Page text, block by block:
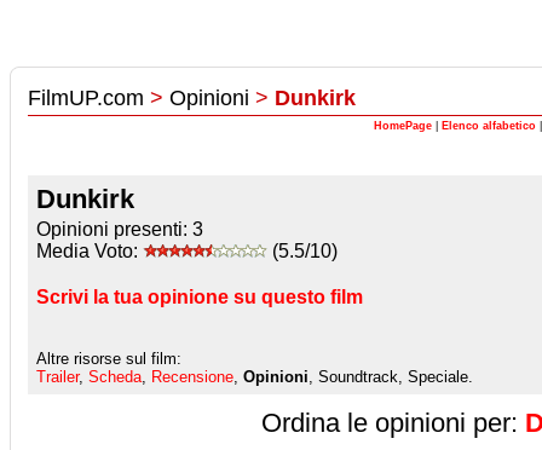
FilmUP.com > Opinioni > Dunkirk
HomePage Elenco alfabetico
Dunkirk
Opinioni presenti: 3
Media Voto:
(5.5/10)
Scrivi la tua opinione su questo film
Altre risorse sul film:
Trailer, Scheda Recensione Opinioni , Soundtrack, Speciale.
Ordina le opinioni per: